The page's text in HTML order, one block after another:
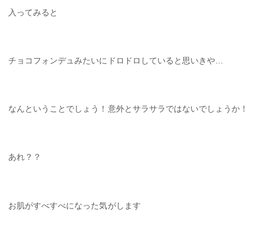
入ってみると
チョコフォンデュみたいにドロドロしていると思いきや…
なんということでしょう！意外とサラサラではないでしょうか！
あれ？？
お肌がすべすべになった気がします